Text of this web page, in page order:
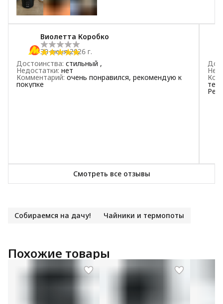
2 звезды
1 звезда
+2
Виолетта Коробко
30 июня 2026 г.
Достоинства: стильный ,
Недостатки: нет
Комментарий: очень понравился, рекомендую к
покупке
Смотреть все отзывы
Собираемся на дачу! Чайники и термопоты
Похожие товары